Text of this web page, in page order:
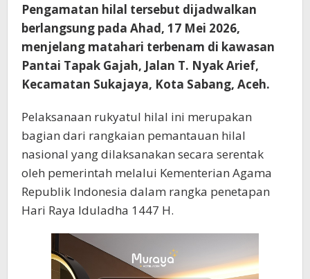
Pengamatan hilal tersebut dijadwalkan
berlangsung pada Ahad, 17 Mei 2026,
menjelang matahari terbenam di kawasan
Pantai Tapak Gajah, Jalan T. Nyak Arief,
Kecamatan Sukajaya, Kota Sabang, Aceh.
Pelaksanaan rukyatul hilal ini merupakan
bagian dari rangkaian pemantauan hilal
nasional yang dilaksanakan secara serentak
oleh pemerintah melalui Kementerian Agama
Republik Indonesia dalam rangka penetapan
Hari Raya Iduladha 1447 H.